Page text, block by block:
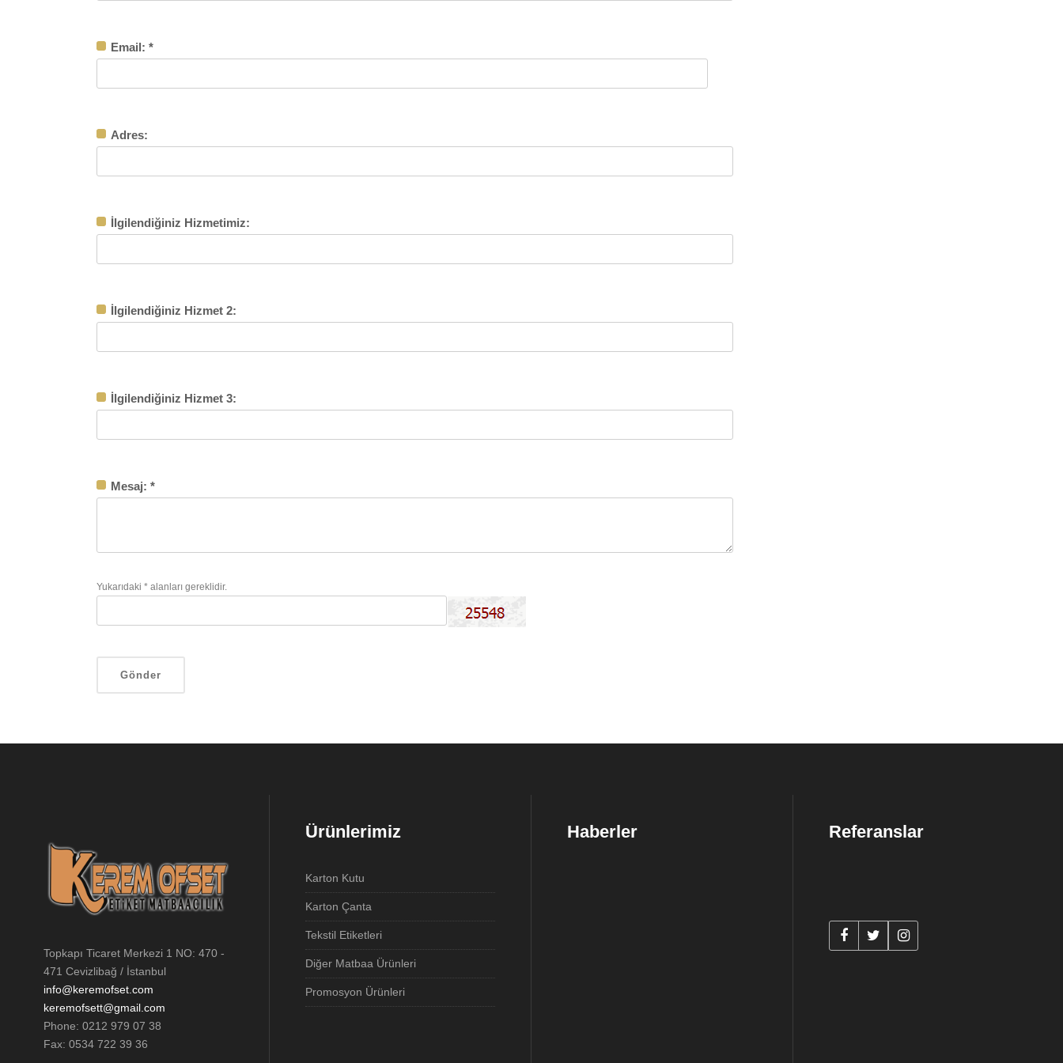
Email: *
Adres:
İlgilendiğiniz Hizmetimiz:
İlgilendiğiniz Hizmet 2:
İlgilendiğiniz Hizmet 3:
Mesaj: *
Yukarıdaki * alanları gereklidir.
Topkapı Ticaret Merkezi 1 NO: 470 -
471 Cevizlibağ / İstanbul
info@keremofset.com
keremofsett@gmail.com
Phone: 0212 979 07 38
Fax: 0534 722 39 36
Ürünlerimiz
Karton Kutu
Karton Çanta
Tekstil Etiketleri
Diğer Matbaa Ürünleri
Promosyon Ürünleri
Haberler Referanslar